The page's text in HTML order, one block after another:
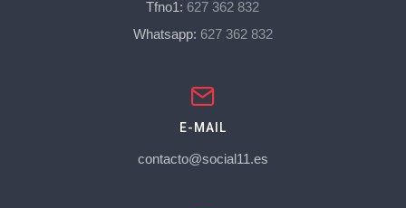
Tfno1: 627 362 832
Whatsapp: 627 362 832
E-MAIL
contacto@social11.es